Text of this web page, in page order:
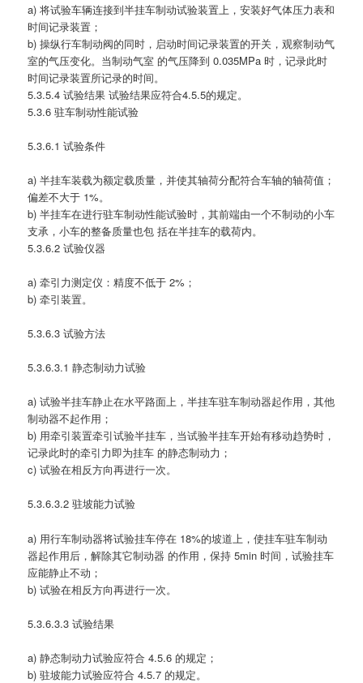
a) 将试验车辆连接到半挂车制动试验装置上，安装好气体压力表和
时间记录装置；
b) 操纵行车制动阀的同时，启动时间记录装置的开关，观察制动气
室的气压变化。当制动气室 的气压降到 0.035MPa 时，记录此时
时间记录装置所记录的时间。
5.3.5.4 试验结果 试验结果应符合4.5.5的规定。
5.3.6 驻车制动性能试验
5.3.6.1 试验条件
a) 半挂车装载为额定载质量，并使其轴荷分配符合车轴的轴荷值；
偏差不大于 1%。
b) 半挂车在进行驻车制动性能试验时，其前端由一个不制动的小车
支承，小车的整备质量也包 括在半挂车的载荷内。
5.3.6.2 试验仪器
a) 牵引力测定仪：精度不低于 2%；
b) 牵引装置。
5.3.6.3 试验方法
5.3.6.3.1 静态制动力试验
a) 试验半挂车静止在水平路面上，半挂车驻车制动器起作用，其他
制动器不起作用；
b) 用牵引装置牵引试验半挂车，当试验半挂车开始有移动趋势时，
记录此时的牵引力即为挂车 的静态制动力；
c) 试验在相反方向再进行一次。
5.3.6.3.2 驻坡能力试验
a) 用行车制动器将试验挂车停在 18%的坡道上，使挂车驻车制动
器起作用后，解除其它制动器 的作用，保持 5min 时间，试验挂车
应能静止不动；
b) 试验在相反方向再进行一次。
5.3.6.3.3 试验结果
a) 静态制动力试验应符合 4.5.6 的规定；
b) 驻坡能力试验应符合 4.5.7 的规定。